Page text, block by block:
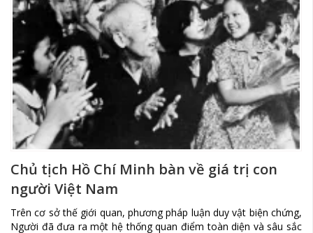
Chủ tịch Hồ Chí Minh bàn về giá trị con
người Việt Nam
Trên cơ sở thế giới quan, phương pháp luận duy vật biện chứng,
Người đã đưa ra một hệ thống quan điểm toàn diện và sâu sắc